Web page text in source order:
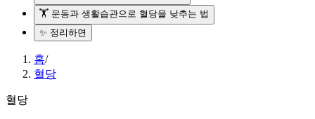
🏋️ 운동과 생활습관으로 혈당을 낮추는 법
✨ 정리하면
홈/
혈당
혈당